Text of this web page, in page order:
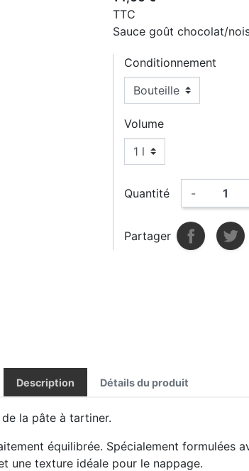
TTC
Sauce goût chocolat/
Conditionnement
Volume
Quantité -
Partager
Description Détails du produit
la pâte à tartiner.
équilibrée. Spécialement formulées
une texture idéale pour le nappage.